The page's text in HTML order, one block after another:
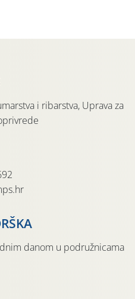
i ribarstva, Uprava za
danom u podružnicama